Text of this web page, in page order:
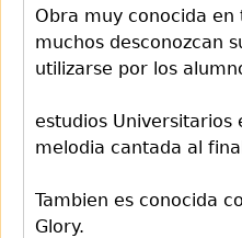
Obra muy conocida
muchos desconozcan
utilizarse por los
estudios
melodia cantada al
Tambien es conocida
Glory.